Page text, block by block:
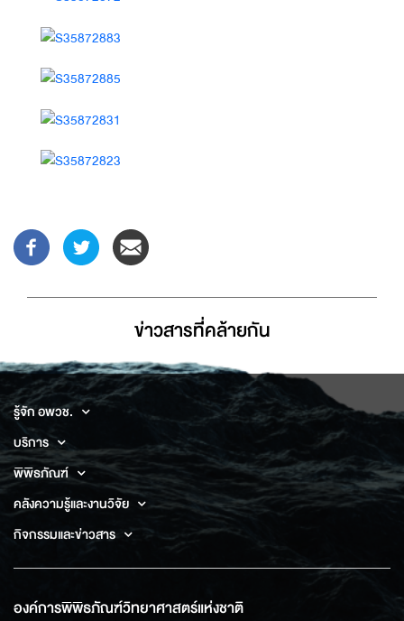
ข่าวสารที่่คล้ายกัน
รู้จัก อพวช.
บริการ
พิพิธภัณฑ์
คลังความรู้และงานวิจัย
กิจกรรมและข่าวสาร
องค์การพิพิธภัณฑ์วิทยาศาสตร์แห่งชาติ